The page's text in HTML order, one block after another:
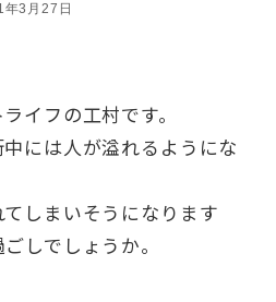
3月27日
イフの工村です。
には人が溢れるようにな
しまいそうになります
しでしょうか。